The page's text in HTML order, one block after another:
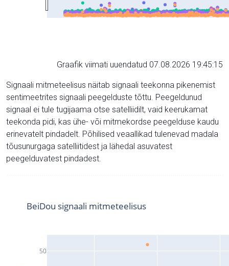
Graafik viimati uuendatud 07.08.2026 19:45:15
Signaali mitmeteelisus näitab signaali teekonna pikenemist
sentimeetrites signaali peegelduste tõttu. Peegeldunud
signaal ei tule tugijaama otse satelliidilt, vaid keerukamat
teekonda pidi, kas ühe- või mitmekordse peegelduse kaudu
erinevatelt pindadelt. Põhilised veaallikad tulenevad madala
tõusunurgaga satelliitidest ja lähedal asuvatest
peegelduvatest pindadest.
50
BeiDou signaali mitmeteelisus